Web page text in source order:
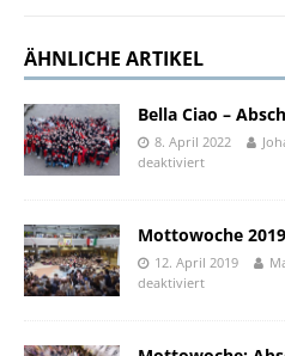
ÄHNLICHE ARTIKEL
Bella Ciao –
8. April 2022
deaktiviert
Mottowoche 2019
12. April 2019
deaktiviert